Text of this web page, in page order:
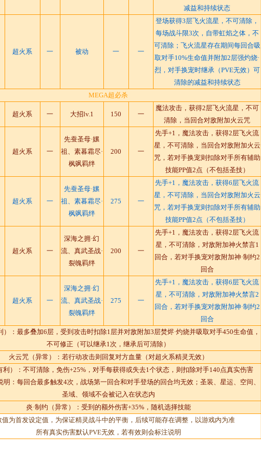
减益和持续状态
超火系 一 被动 一 一
登场获得3层飞火流星，不可清除，
每场战斗限3次，自带虹焰之体，不
可清除；飞火流星存在期间每回合吸
取对手10%生命值并附加2层强灼烧·
烈，对手换宠时继承（PVE无效）可
清除的减益和持续状态
MEGA超必杀
超火系 一 大招lv.1 150 一
魔法攻击，获得2层飞火流星，不可
清除，当回合对敌附加火云咒
超火系 一
先蚕圣母·嫘
祖、素暮霜尽·
枫飒羁绊
200 一
先手+1，魔法攻击，获得2层飞火流
星，不可清除，当回合对敌附加火云
咒，若对手换宠则扣除对手所有辅助
技能PP值2点（不包括圣技）
超火系 一
先蚕圣母·嫘
祖、素暮霜尽·
枫飒羁绊
275 一
先手+1，魔法攻击，获得6层飞火流
星，不可清除，当回合对敌附加火云
咒，若对手换宠则扣除对手所有辅助
技能PP值2点（不包括圣技）
超火系 一
深海之拥·幻
流、真武圣战·
裂魄羁绊
200 一
先手+1，魔法攻击，获得2层飞火流
星，不可清除，对敌附加神火禁言1
回合，若对手换宠对敌附加神·制约2
回合
超火系 一
深海之拥·幻
流、真武圣战·
裂魄羁绊
275 一
先手+1，魔法攻击，获得6层飞火流
星，不可清除，对敌附加神火禁言2
回合，若对手换宠对敌附加神·制约2
回合
）：最多叠加6层，受到攻击时扣除1层并对敌附加3层焚烬·灼烧并吸取对手450生命值，
不可修正（可以继承1次，继承后可清除）
火云咒（异常）：若行动攻击则回复对方血量（对超火系精灵无效）
利）：不可清除，免伤+25%，对手每获得或失去1个状态，则扣除对手140点真实伤害
明：每回合最多触发4次，战场第一回合和对手登场的回合均无效；圣装、星运、空间、
圣域、领域不会被记入在状态内
炎·制约（异常）：受到的额外伤害+35%，随机选择技能
值为首发设定值，为保证精灵战斗中的平衡，后续可能存在调整，以游戏内为准
所有真实伤害默认PVE无效，若有效则会标注说明